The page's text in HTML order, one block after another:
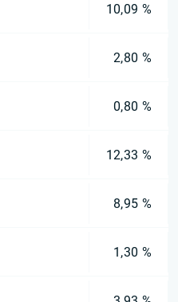
10,09 %
2,80 %
0,80 %
12,33 %
8,95 %
1,30 %